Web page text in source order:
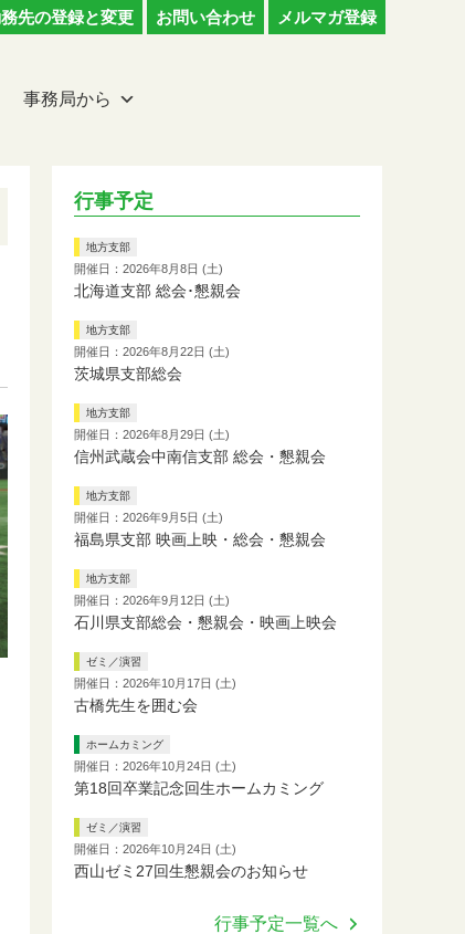
先の登録と変更 お問い合わせ メルマガ登録
事務局から
行事予定
地方支部
開催日：2026年8月8日 (土)
北海道支部 総会･懇親会
地方支部
開催日：2026年8月22日 (土)
茨城県支部総会
地方支部
開催日：2026年8月29日 (土)
信州武蔵会中南信支部 総会・懇親会
地方支部
開催日：2026年9月5日 (土)
福島県支部 映画上映・総会・懇親会
地方支部
開催日：2026年9月12日 (土)
石川県支部総会・懇親会・映画上映会
ゼミ／演習
開催日：2026年10月17日 (土)
古橋先生を囲む会
ホームカミング
開催日：2026年10月24日 (土)
第18回卒業記念回生ホームカミング
ゼミ／演習
開催日：2026年10月24日 (土)
西山ゼミ27回生懇親会のお知らせ
行事予定一覧へ